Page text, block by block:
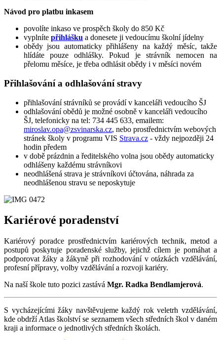
Návod pro platbu inkasem
povolíte inkaso ve prospěch školy do 850 Kč
vyplníte přihlášku a donesete ji vedoucímu školní jídelny
obědy jsou automaticky přihlášeny na každý měsíc, takže
hlídáte pouze odhlášky. Pokud je strávník nemocen na
přelomu měsíce, je třeba odhlásit obědy i v měsíci novém
Přihlašování a odhlašování stravy
přihlašování strávníků se provádí v kanceláři vedoucího ŠJ
odhlašování obědů je možné osobně v kanceláři vedoucího
ŠJ, telefonicky na tel: 734 445 633, emailem:
miroslav.opa@zsvinarska.cz, nebo prostřednictvím webových
stránek školy v programu VIS Strava.cz - vždy nejpozději 24
hodin předem
v době prázdnin a ředitelského volna jsou obědy automaticky
odhlášeny každému strávníkovi
neodhlášená strava je strávníkovi účtována, náhrada za
neodhlášenou stravu se neposkytuje
Kariérové poradenství
Kariérový poradce prostřednictvím kariérových technik, metod a
postupů poskytuje poradenské služby, jejichž cílem je pomáhat a
podporovat žáky a žákyně při rozhodování v otázkách vzdělávání,
profesní přípravy, volby vzdělávání a rozvoji kariéry.
Na naší škole tuto pozici zastává Mgr. Radka Bendlamjerová.
S vycházejícími žáky navštěvujeme každý rok veletrh vzdělávání,
kde obdrží Atlas školství se seznamem všech středních škol v daném
kraji a informace o jednotlivých středních školách.